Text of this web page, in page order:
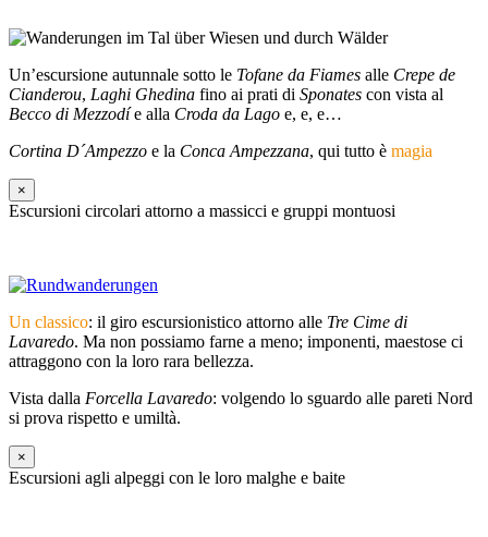
Un’escursione autunnale sotto le Tofane da Fiames alle Crepe de
Cianderou, Laghi Ghedina fino ai prati di Sponates con vista al
Becco di Mezzodíe alla Croda da Lago e, e, e…
Cortina D´Ampezzo e la Conca Ampezzana, qui tutto è magia
×
Escursioni circolari attorno a massicci e gruppi montuosi
Un classico: il giro escursionistico attorno alle Tre Cime di
Lavaredo. Ma non possiamo farne a meno; imponenti, maestose ci
attraggono con la loro rara bellezza.
Vista dalla Forcella Lavaredo: volgendo lo sguardo alle pareti Nord
si prova rispetto e umiltà.
×
Escursioni agli alpeggi con le loro malghe e baite